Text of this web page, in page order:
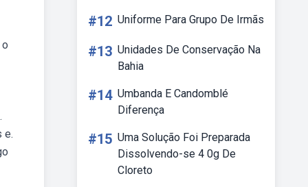
e.
#12 Uniforme Para Grupo De Irmãs
#13 Unidades De Conservação Na
Bahia
#14 Umbanda E Candomblé
Diferença
#15 Uma Solução Foi Preparada
Dissolvendo-se 4 0g De
Cloreto